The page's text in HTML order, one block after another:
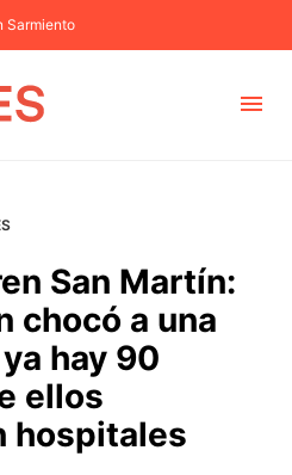
Sarmiento
San Martín:
chocó a una
hay 90
ellos
hospitales